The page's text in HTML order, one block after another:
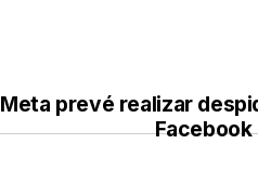
Meta prevé realizar
Facebook